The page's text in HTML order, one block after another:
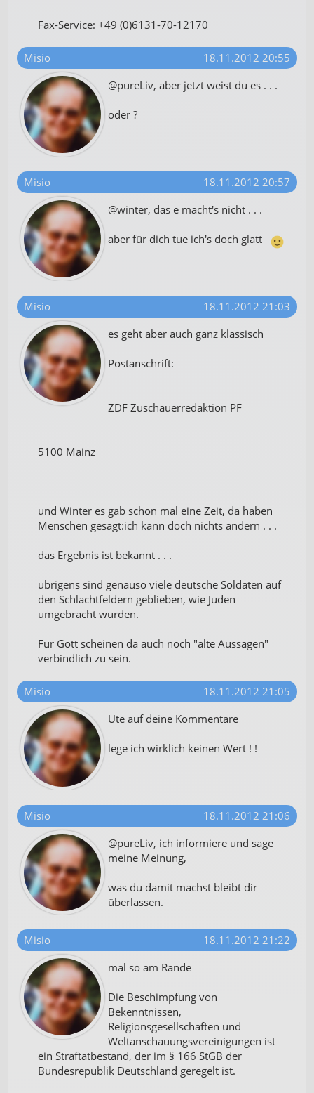
Fax-Service: +49 (0)6131-70-12170
Misio
18.11.2012 20:55
@pureLiv, aber jetzt weist du es . . .
oder ?
Misio
18.11.2012 20:57
@winter, das e macht's nicht . . .
aber für dich tue ich's doch glatt
Misio
18.11.2012 21:03
es geht aber auch ganz klassisch
Postanschrift:
ZDF Zuschauerredaktion PF
5100 Mainz
und Winter es gab schon mal eine Zeit, da haben
Menschen gesagt:ich kann doch nichts ändern . . .
das Ergebnis ist bekannt . . .
übrigens sind genauso viele deutsche Soldaten auf
den Schlachtfeldern geblieben, wie Juden
umgebracht wurden.
Für Gott scheinen da auch noch "alte Aussagen"
verbindlich zu sein.
Misio
18.11.2012 21:05
Ute auf deine Kommentare
lege ich wirklich keinen Wert ! !
Misio
18.11.2012 21:06
@pureLiv, ich informiere und sage
meine Meinung,
was du damit machst bleibt dir
überlassen.
Misio
18.11.2012 21:22
mal so am Rande
Die Beschimpfung von
Bekenntnissen,
Religionsgesellschaften und
Weltanschauungsvereinigungen ist
ein Straftatbestand, der im § 166 StGB der
Bundesrepublik Deutschland geregelt ist.